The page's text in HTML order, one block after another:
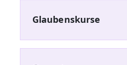
Glaubenskurse